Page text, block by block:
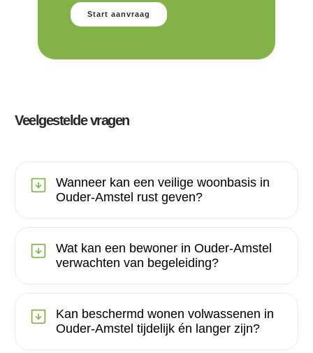
Start aanvraag
Veelgestelde vragen
Wanneer kan een veilige woonbasis in
Ouder-Amstel rust geven?
Wat kan een bewoner in Ouder-Amstel
verwachten van begeleiding?
Kan beschermd wonen volwassenen in
Ouder-Amstel tijdelijk én langer zijn?